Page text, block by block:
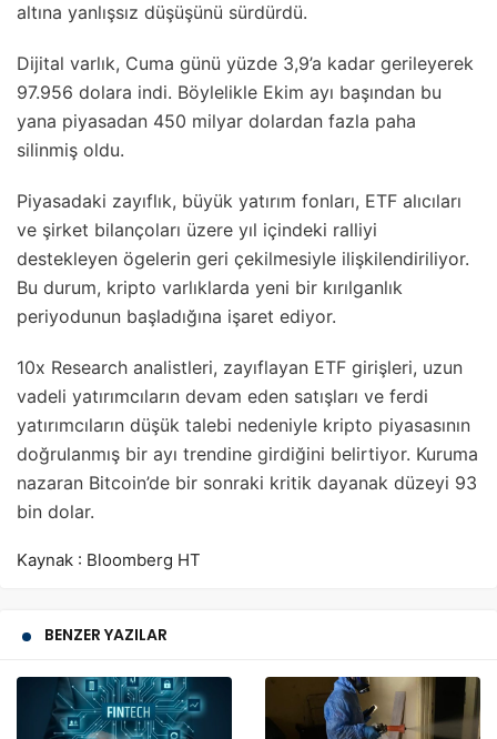
altına yanlışsız düşüşünü sürdürdü.
Dijital varlık, Cuma günü yüzde 3,9’a kadar gerileyerek
97.956 dolara indi. Böylelikle Ekim ayı başından bu
yana piyasadan 450 milyar dolardan fazla paha
silinmiş oldu.
Piyasadaki zayıflık, büyük yatırım fonları, ETF alıcıları
ve şirket bilançoları üzere yıl içindeki ralliyi
destekleyen ögelerin geri çekilmesiyle ilişkilendiriliyor.
Bu durum, kripto varlıklarda yeni bir kırılganlık
periyodunun başladığına işaret ediyor.
10x Research analistleri, zayıflayan ETF girişleri, uzun
vadeli yatırımcıların devam eden satışları ve ferdi
yatırımcıların düşük talebi nedeniyle kripto piyasasının
doğrulanmış bir ayı trendine girdiğini belirtiyor. Kuruma
nazaran Bitcoin’de bir sonraki kritik dayanak düzeyi 93
bin dolar.
Kaynak : Bloomberg HT
BENZER YAZILAR